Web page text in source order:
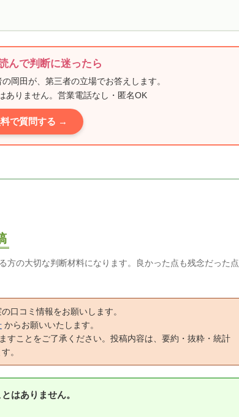
んで判断に迷ったら
岡田が、第三者の立場でお答えします。
ありません。営業電話なし・匿名OK
で質問する →
方の大切な判断材料になります。良かった点も残念だった点
口コミ情報をお願いします。
からお願いいたします。
すことをご了承ください。投稿内容は、要約・抜粋・統計
。
はありません。